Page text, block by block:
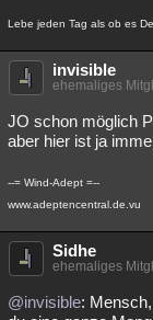
Lebe jeden Tag als ob es
invisible
ehemaliges
JO schon möglich
aber hier ist ja
--= Wind-Adept =--
www.adeptencentral.de.vu
Sidhe
ehemaliges
@invisible: